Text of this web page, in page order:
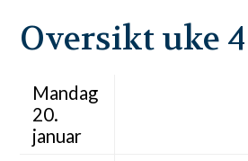
Oversikt uke 4
Mandag
20.
januar